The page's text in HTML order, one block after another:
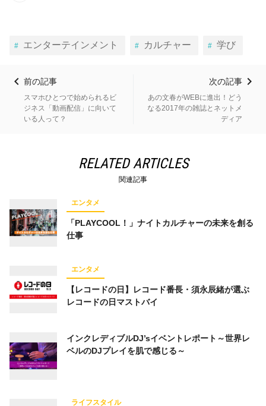
エンターテインメント カルチャー 学び
前の記事
スマホひとつで始められるビ
ジネス「動画配信」に向いて
いる人って？
次の記事
あの文春がWEBに進出！どう
なる2017年の雑誌とネットメ
ディア
RELATED ARTICLES
関連記事
エンタメ
「PLAYCOOL！」ナイトカルチャーの未来を創る
仕事
エンタメ
【レコードの日】レコード番長・須永辰緒が選ぶ
レコードの日マストバイ
インクレディブルDJ’sイベントレポート～世界レ
ベルのDJプレイを肌で感じる～
ライフスタイル